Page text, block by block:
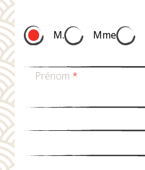
M. Mme
Prénom *